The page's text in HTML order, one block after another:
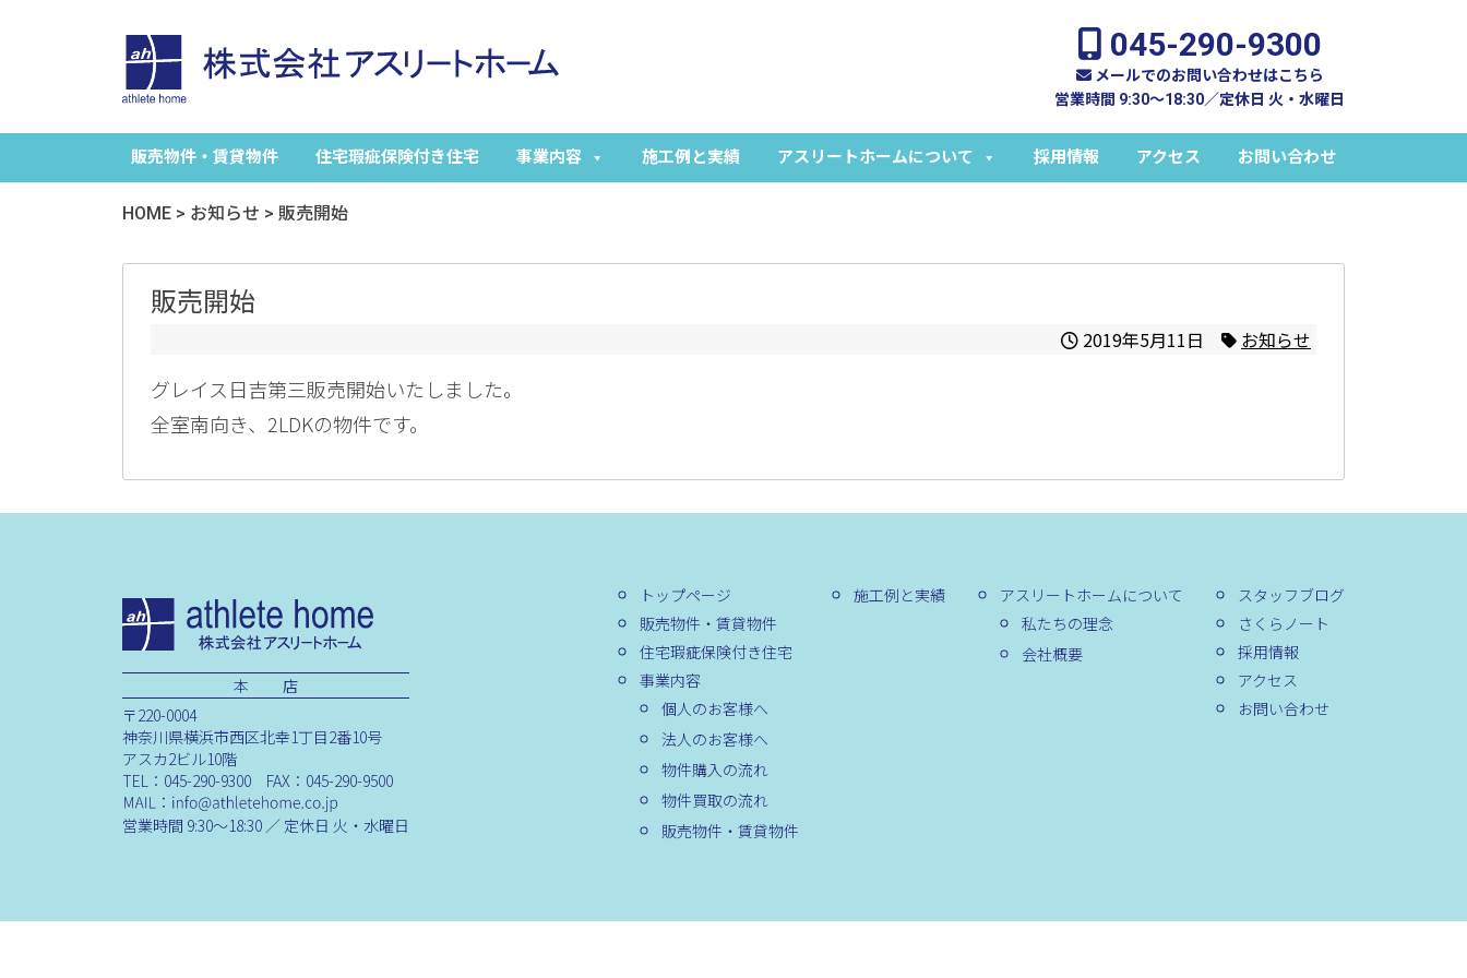
045-290-9300
メールでのお問い合わせはこちら
営業時間 9:30～18:30／定休日 火・水曜日
販売物件・賃貸物件 住宅瑕疵保険付き住宅 事業内容 施工例と実績 アスリートホームについて 採用情報 アクセス お問い合わせ
HOME > お知らせ > 販売開始
販売開始
2019年5月11日 お知らせ
グレイス日吉第三販売開始いたしました。
全室南向き、2LDKの物件です。
本 店
〒220-0004
神奈川県横浜市西区北幸1丁目2番10号
アスカ2ビル10階
TEL：045-290-9300 FAX：045-290-9500
営業時間 9:30～18:30 ／ 定休日 火・水曜日
トップページ
販売物件・賃貸物件
住宅瑕疵保険付き住宅
事業内容
個人のお客様へ
法人のお客様へ
物件購入の流れ
物件買取の流れ
販売物件・賃貸物件
施工例と実績
アスリートホームについて
私たちの理念
会社概要
スタッフブログ
さくらノート
採用情報
アクセス
お問い合わせ